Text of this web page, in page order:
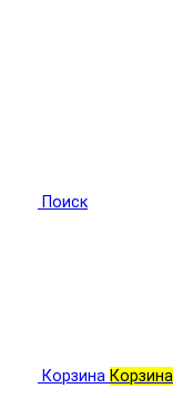
Поиск
Корзина Корзина